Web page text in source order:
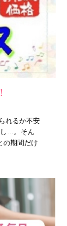
れるか不安
し…。そん
の期間だけ